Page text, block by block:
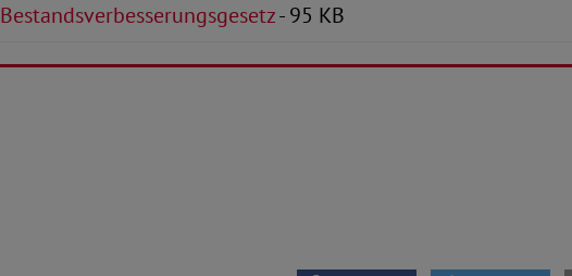
Bestandsverbesserungsgesetz- 95 KB